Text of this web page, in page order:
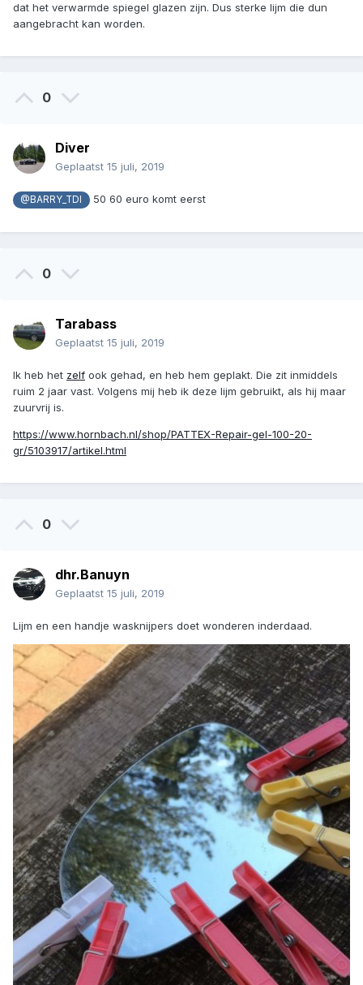
dat het verwarmde spiegel glazen zijn. Dus sterke lijm die dun
aangebracht kan worden.
0
Diver
Geplaatst 15 juli, 2019
@BARRY_TDI 50 60 euro komt eerst
0
Tarabass
Geplaatst 15 juli, 2019
Ik heb het zelf ook gehad, en heb hem geplakt. Die zit inmiddels
ruim 2 jaar vast. Volgens mij heb ik deze lijm gebruikt, als hij maar
zuurvrij is.
https://www.hornbach.nl/shop/PATTEX-Repair-gel-100-20-
gr/5103917/artikel.html
0
dhr.Banuyn
Geplaatst 15 juli, 2019
Lijm en een handje wasknijpers doet wonderen inderdaad.